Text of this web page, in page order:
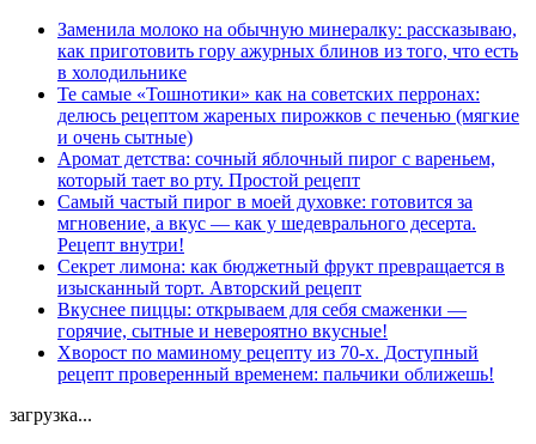
Заменила молоко на обычную минералку: рассказываю,
как приготовить гору ажурных блинов из того, что есть
в холодильнике
Те самые «Тошнотики» как на советских перронах:
делюсь рецептом жареных пирожков с печенью (мягкие
и очень сытные)
Аромат детства: сочный яблочный пирог с вареньем,
который тает во рту. Простой рецепт
Самый частый пирог в моей духовке: готовится за
мгновение, а вкус — как у шедеврального десерта.
Рецепт внутри!
Секрет лимона: как бюджетный фрукт превращается в
изысканный торт. Авторский рецепт
Вкуснее пиццы: открываем для себя смаженки —
горячие, сытные и невероятно вкусные!
Хворост по маминому рецепту из 70-х. Доступный
рецепт проверенный временем: пальчики оближешь!
загрузка...